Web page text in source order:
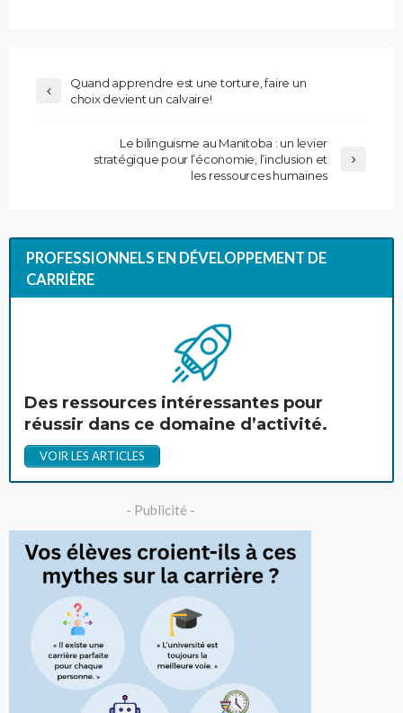
Quand apprendre est une torture, faire un
choix devient un calvaire!
Le bilinguisme au Manitoba : un levier
stratégique pour l’économie, l’inclusion et
les ressources humaines
PROFESSIONNELS EN DÉVELOPPEMENT DE
CARRIÈRE
Des ressources intéressantes pour
réussir dans ce domaine d’activité.
VOIR LES ARTICLES
- Publicité -